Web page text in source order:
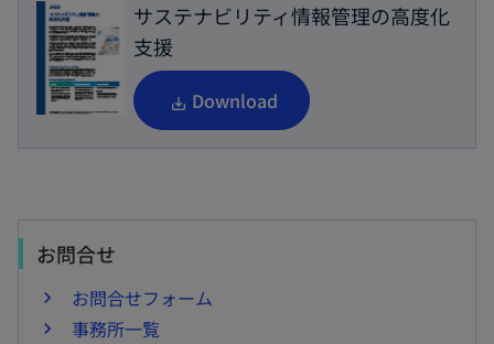
サステナビリティ情報管理の高度化
支援
Download
お問合せ
お問合せフォーム
事務所一覧